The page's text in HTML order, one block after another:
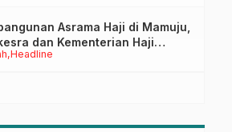
Headline
Asrama Haji di Mamuju,
dan Kementerian Haji
Tinjau Lokasi